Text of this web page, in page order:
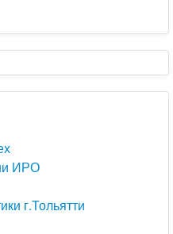
ИРО
г.Тольятти